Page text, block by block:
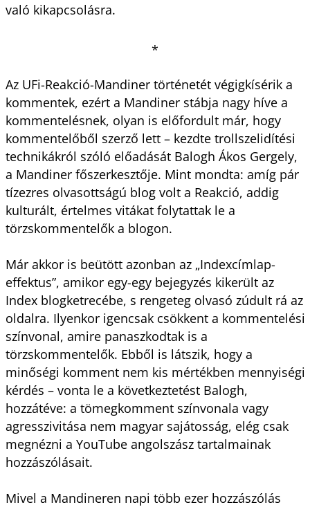
való kikapcsolásra.
*
Az UFi-Reakció-Mandiner történetét végigkísérik a
kommentek, ezért a Mandiner stábja nagy híve a
kommentelésnek, olyan is előfordult már, hogy
kommentelőből szerző lett – kezdte trollszelidítési
technikákról szóló előadását Balogh Ákos Gergely,
a Mandiner főszerkesztője. Mint mondta: amíg pár
tízezres olvasottságú blog volt a Reakció, addig
kulturált, értelmes vitákat folytattak le a
törzskommentelők a blogon.
Már akkor is beütött azonban az „Indexcímlap-
effektus”, amikor egy-egy bejegyzés kikerült az
Index blogketrecébe, s rengeteg olvasó zúdult rá az
oldalra. Ilyenkor igencsak csökkent a kommentelési
színvonal, amire panaszkodtak is a
törzskommentelők. Ebből is látszik, hogy a
minőségi komment nem kis mértékben mennyiségi
kérdés – vonta le a következtetést Balogh,
hozzátéve: a tömegkomment színvonala vagy
agresszivitása nem magyar sajátosság, elég csak
megnézni a YouTube angolszász tartalmainak
hozzászólásait.
Mivel a Mandineren napi több ezer hozzászólás